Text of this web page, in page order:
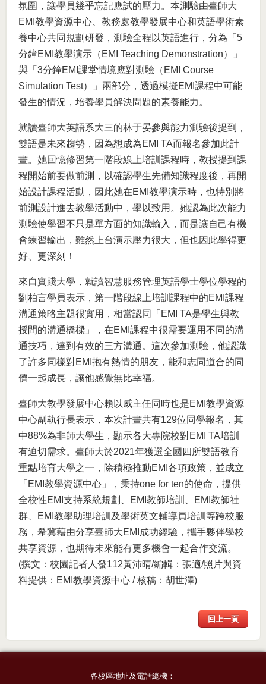
氛圍，讓學員幾乎忘記應試的壓力。本測驗由臺師大
EMI教學資源中心、教務處教學發展中心和英語學術素
養中心共同規劃研發，測驗全程以英語進行，分為「5
分鐘EMI教學演示（EMI Teaching Demonstration）」
與「3分鐘EMI課堂情境應對測驗（EMI Course
Simulation Test）」兩部分，透過模擬EMI課程中可能
發生的情況，培養學員解決問題的素養能力。
就讀臺師大英語系大三的林于晏參與能力測驗後提到，
雙語是未來趨勢，因為想成為EMI TA而報名參加此計
畫。她回憶修習第一階段線上培訓課程時，教授提到課
程開始前要做前測，以確認學生先備知識程度後，再開
始設計課程活動，因此她在EMI教學演示時，也特別將
前測設計進去教學活動中，學以致用。她認為此次能力
測驗使學習不只是單方面的知識輸入，而是讓自己有機
會練習輸出，雖然上台演示壓力很大，但也因此學得更
好、更深刻！
來自實踐大學，就讀智慧服務管理英語學士學位學程的
劉柏言學員表示，第一階段線上培訓課程中的EMI課程
溝通策略主題很實用，相當認同「EMI TA是學生與教
授間的溝通橋樑」，在EMI課程中很需要運用不同的溝
通技巧，達到有效的三方溝通。這次參加測驗，他認識
了許多同樣對EMI抱有熱情的朋友，能和志同道合的同
儕一起成長，讓他感覺無比幸福。
臺師大教學發展中心賴以威主任同時也是EMI教學資源
中心副執行長表示，本次計畫共有129位同學報名，其
中88%為非師大學生，顯示各大專院校對EMI TA培訓
有迫切需求。臺師大於2021年獲選全國四所雙語教育
重點培育大學之一，除積極推動EMI各項政策，並成立
「EMI教學資源中心」，秉持one for ten的使命，提供
全校性EMI支持系統規劃、EMI教師培訓、EMI教師社
群、EMI教學助理培訓及學術英文輔導員培訓等跨校服
務，希冀藉由分享臺師大EMI成功經驗，攜手夥伴學校
共享資源，也期待未來能有更多機會一起合作交流。
(撰文：校園記者人發112黃沛晴/編輯：張適/照片與資
料提供：EMI教學資源中心 / 核稿：胡世澤)
回上一頁
各校區地址及電話總機：